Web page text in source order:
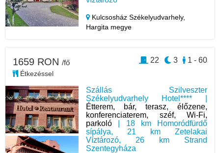
Kulcsosház Székelyudvarhely,
Hargita megye
Szállás Szilveszter
Székelyudvarhely Hotel**** |
Étterem, bár, terasz, élőzene,
konferenciaterem, széf, Wi-Fi,
parkoló | 18 km Homoródfürdő
sípálya, 21 km Zetelakai
Víztározó, 26 km Strand
Szentegyháza
1659 RON /fő
Étkezéssel
1 - 60
3
22